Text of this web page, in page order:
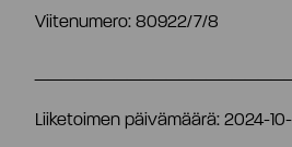
Yhtiökokous
Viitenumero: 80922/7/8
Liiketoimen päivämäärä: 2024-